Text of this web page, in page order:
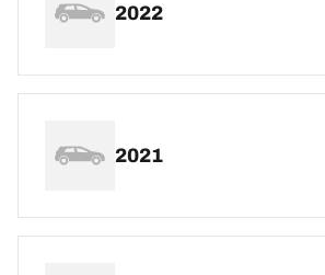
2022
2021